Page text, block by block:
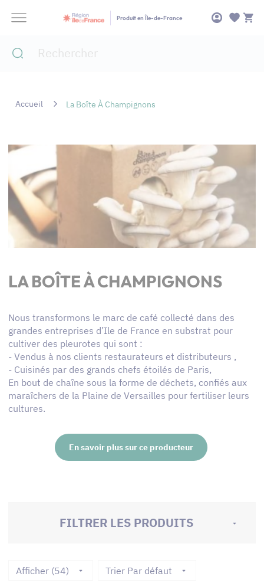
Produit en Île-de-France
Accueil La Boîte À Champignons
LA BOÎTE À CHAMPIGNONS
Nous transformons le marc de café collecté dans des
grandes entreprises d’Ile de France en substrat pour
cultiver des pleurotes qui sont :
- Vendus à nos clients restaurateurs et distributeurs ,
- Cuisinés par des grands chefs étoilés de Paris,
En bout de chaîne sous la forme de déchets, confiés aux
maraîchers de la Plaine de Versailles pour fertiliser leurs
cultures.
En savoir plus sur ce producteur
FILTRER LES PRODUITS
Afficher (54) Trier Par défaut